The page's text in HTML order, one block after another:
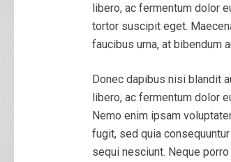
libero, ac fermentum dolor
tortor suscipit eget.
faucibus urna, at bibendum
Donec dapibus nisi blandit
libero, ac fermentum dolor
Nemo enim ipsam
fugit, sed quia
sequi nesciunt. Neque